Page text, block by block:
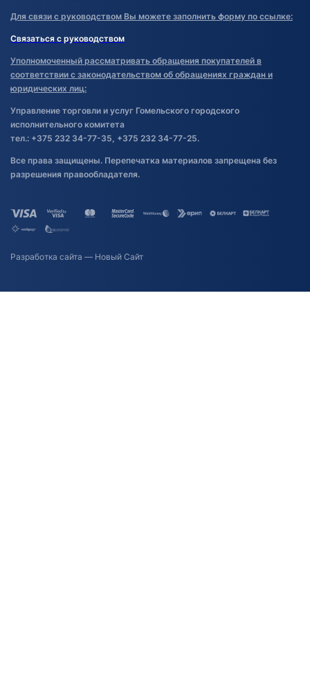
Для связи с руководством Вы можете заполнить форму по ссылке:
Связаться с руководством
Уполномоченный рассматривать обращения покупателей в
соответствии с законодательством об обращениях граждан и
юридических лиц:
Управление торговли и услуг Гомельского городского
исполнительного комитета
тел.: +375 232 34-77-35, +375 232 34-77-25.
Все права защищены. Перепечатка материалов запрещена без
разрешения правообладателя.
Разработка сайта — Новый Сайт